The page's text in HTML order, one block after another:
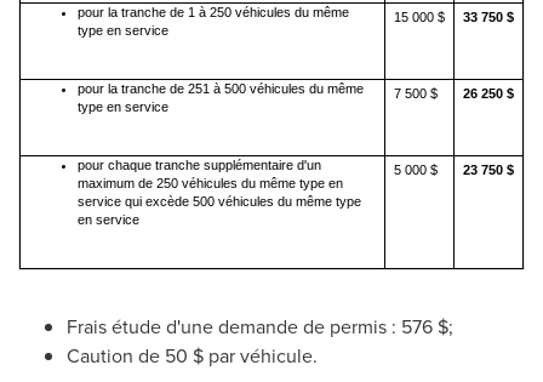
pour la tranche de 1 à 250 véhicules du même
type en service
15 000 $ 33 750 $
pour la tranche de 251 à 500 véhicules du même
type en service
7 500 $ 26 250 $
pour chaque tranche supplémentaire d'un
maximum de 250 véhicules du même type en
service qui excède 500 véhicules du même type
en service
5 000 $ 23 750 $
Frais étude d'une demande de permis : 576 $;
Caution de 50 $ par véhicule.